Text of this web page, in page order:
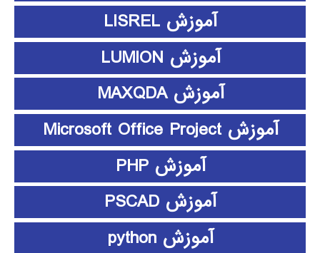
آموزش LISREL
آموزش LUMION
آموزش MAXQDA
آموزش Microsoft Office Project
آموزش PHP
آموزش PSCAD
آموزش python